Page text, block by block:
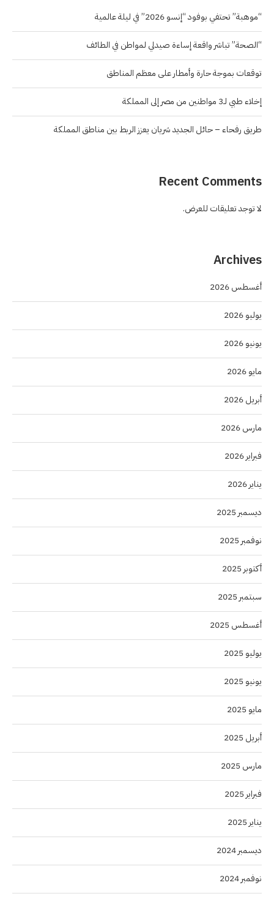
“موهبة” تحتفي بوفود “إنسو 2026” في ليلة عالمية
“الصحة” تباشر واقعة إساءة صيدلي لمواطن في الطائف
توقعات بموجة حارة وأمطار على معظم المناطق
إخلاء طبي لـ3 مواطنين من مصر إلى المملكة
طريق رفحاء – حائل الجديد شريان يعزز الربط بين مناطق المملكة
Recent Comments
لا توجد تعليقات للعرض.
Archives
أغسطس 2026
يوليو 2026
يونيو 2026
مايو 2026
أبريل 2026
مارس 2026
فبراير 2026
يناير 2026
ديسمبر 2025
نوفمبر 2025
أكتوبر 2025
سبتمبر 2025
أغسطس 2025
يوليو 2025
يونيو 2025
مايو 2025
أبريل 2025
مارس 2025
فبراير 2025
يناير 2025
ديسمبر 2024
نوفمبر 2024